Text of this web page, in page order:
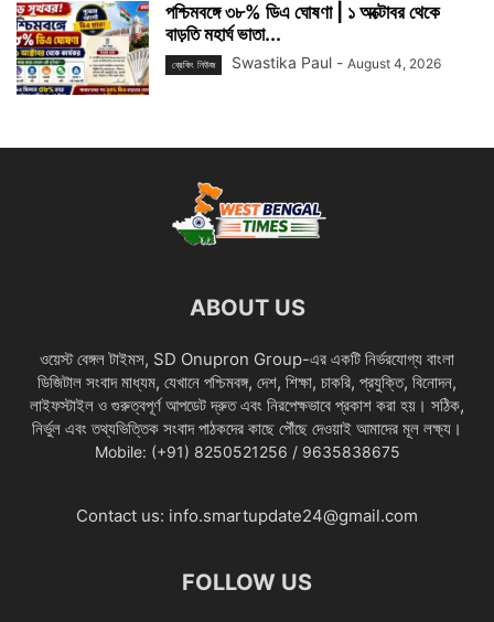
পশ্চিমবঙ্গে ৩৮% ডিএ ঘোষণা | ১ অক্টোবর থেকে
বাড়তি মহার্ঘ ভাতা...
ব্রেকিং নিউজ Swastika Paul - August 4, 2026
ABOUT US
ওয়েস্ট বেঙ্গল টাইমস, SD Onupron Group-এর একটি নির্ভরযোগ্য বাংলা
ডিজিটাল সংবাদ মাধ্যম, যেখানে পশ্চিমবঙ্গ, দেশ, শিক্ষা, চাকরি, প্রযুক্তি, বিনোদন,
লাইফস্টাইল ও গুরুত্বপূর্ণ আপডেট দ্রুত এবং নিরপেক্ষভাবে প্রকাশ করা হয়। সঠিক,
নির্ভুল এবং তথ্যভিত্তিক সংবাদ পাঠকদের কাছে পৌঁছে দেওয়াই আমাদের মূল লক্ষ্য।
Mobile: (+91) 8250521256 / 9635838675
Contact us: info.smartupdate24@gmail.com
FOLLOW US